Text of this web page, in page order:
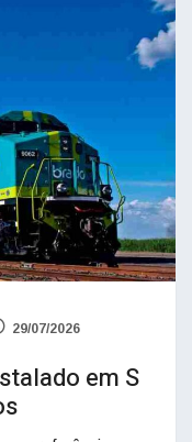
29/07/2026
em S